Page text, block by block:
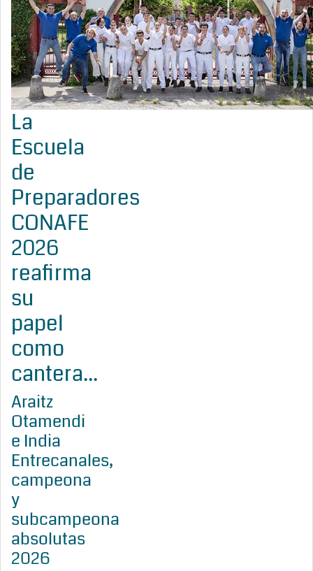
La
Escuela
de
Preparadores
CONAFE
2026
reafirma
su
papel
como
cantera...
Araitz
Otamendi
e India
Entrecanales,
campeona
y
subcampeona
absolutas
2026